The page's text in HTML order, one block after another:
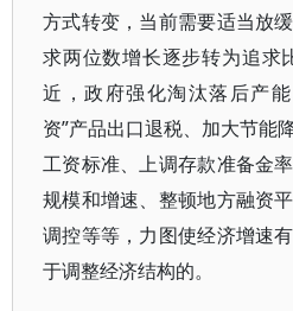
方式转变，当前需要适当放
求两位数增长逐步转为追求
近，政府强化淘汰落后产
资”产品出口退税、加大节能
工资标准、上调存款准备金
规模和增速、整顿地方融资
调控等等，力图使经济增速
于调整经济结构的。